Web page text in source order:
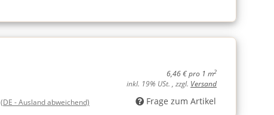
6,46 € pro 1 m2
inkl. 19% USt. , zzgl. Versand
(DE - Ausland abweichend) Frage zum Artikel